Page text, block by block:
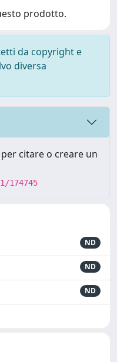
prodotto.
da copyright e
diversa
citare o creare un
174745
ND
ND
ND